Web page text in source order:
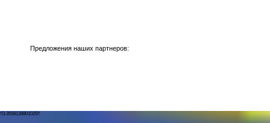
Предложения наших партнеров:
!!3.3558139801025!!